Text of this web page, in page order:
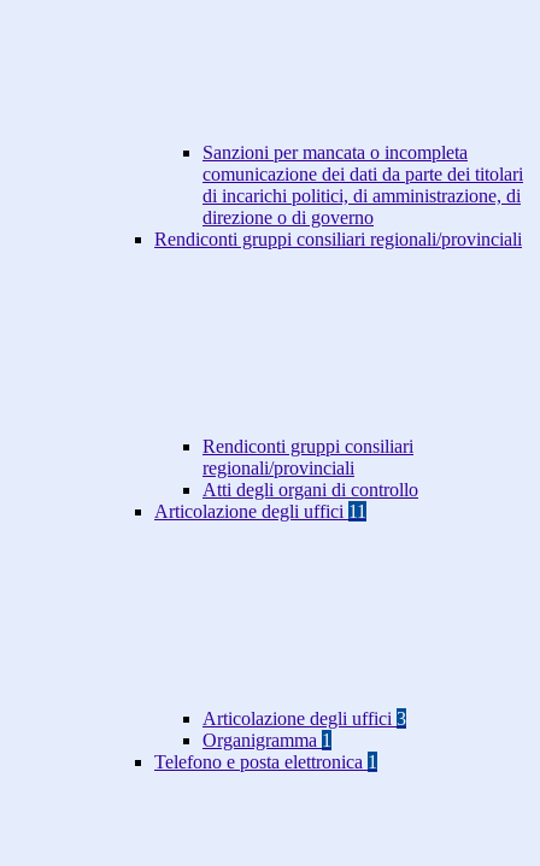
Sanzioni per mancata o incompleta
comunicazione dei dati da parte dei titolari
di incarichi politici, di amministrazione, di
direzione o di governo
Rendiconti gruppi consiliari regionali/provinciali
Rendiconti gruppi consiliari
regionali/provinciali
Atti degli organi di controllo
Articolazione degli uffici 11
Articolazione degli uffici 3
Organigramma 1
Telefono e posta elettronica 1